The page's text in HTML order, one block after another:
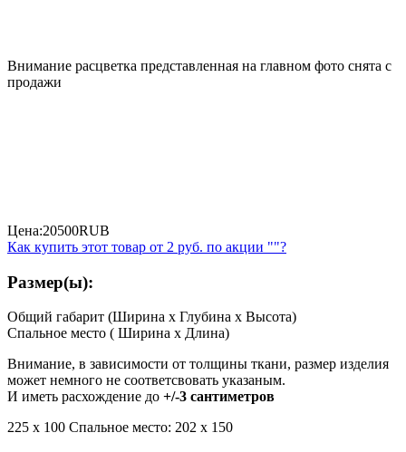
Внимание расцветка представленная на главном фото снята с
продажи
Цена:20500RUB
Как купить этот товар от 2 руб. по акции ""?
Размер(ы):
Общий габарит (Ширина x Глубина x Высота)
Спальное место ( Ширина x Длина)
Внимание, в зависимости от толщины ткани, размер изделия
может немного не соответсвовать указаным.
И иметь расхождение до +/-3 сантиметров
225 х 100 Спальное место: 202 х 150